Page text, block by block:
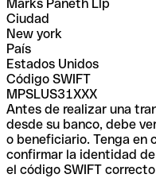
Marks Paneth Llp
Ciudad
New york
País
Estados Unidos
Código SWIFT
MPSLUS31XXX
Antes de realizar una
desde su banco, debe
o beneficiario. Tenga en
confirmar la identidad
el código SWIFT